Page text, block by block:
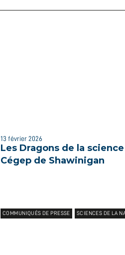
13 février 2026
Les Dragons de la
Cégep de Shawinigan
COMMUNIQUÉS DE PRESSE SCIENCES DE LA